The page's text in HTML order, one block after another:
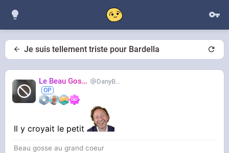
Je suis tellement triste pour Bardella
Le Beau Gosse DanyBrillant
Il y croyait le petit
Beau gosse au grand coeur